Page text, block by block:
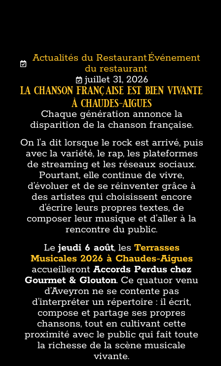
Actualités du Restaurant, Événement
du restaurant
juillet 31, 2026
la chanson française est bien vivante
à chaudes-aigues
Chaque génération annonce la
disparition de la chanson française.
On l’a dit lorsque le rock est arrivé, puis
avec la variété, le rap, les plateformes
de streaming et les réseaux sociaux.
Pourtant, elle continue de vivre,
d’évoluer et de se réinventer grâce à
des artistes qui choisissent encore
d’écrire leurs propres textes, de
composer leur musique et d’aller à la
rencontre du public.
Le jeudi 6 août, les Terrasses
Musicales 2026 à Chaudes-Aigues
accueillerontAccords Perdus chez
Gourmet & Glouton. Ce quatuor venu
d’Aveyron ne se contente pas
d’interpréter un répertoire : il écrit,
compose et partage ses propres
chansons, tout en cultivant cette
proximité avec le public qui fait toute
la richesse de la scène musicale
vivante.